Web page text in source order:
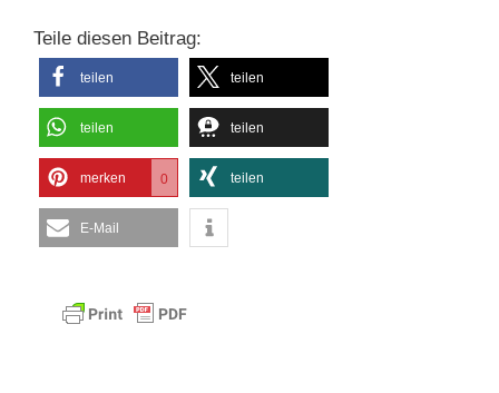
Teile diesen Beitrag:
teilen teilen
teilen teilen
merken 0 teilen
E-Mail